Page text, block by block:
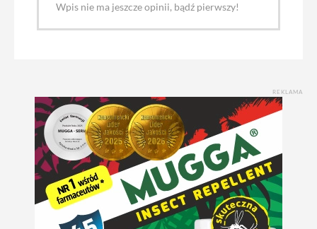
Wpis nie ma jeszcze opinii, bądź pierwszy!
REKLAMA